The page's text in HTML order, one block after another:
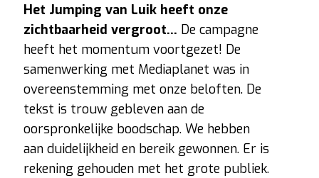
Het Jumping van Luik heeft onze
zichtbaarheid vergroot… De campagne
heeft het momentum voortgezet! De
samenwerking met Mediaplanet was in
overeenstemming met onze beloften. De
tekst is trouw gebleven aan de
oorspronkelijke boodschap. We hebben
aan duidelijkheid en bereik gewonnen. Er is
rekening gehouden met het grote publiek.